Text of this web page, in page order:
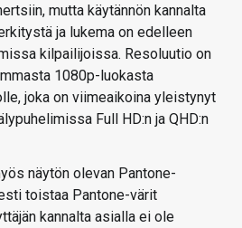
mutta käytännön kannalta
ja lukema on edelleen
kilpailijoissa. Resoluutio on
1080p-luokasta
joka on viimeaikoina yleistynyt
Full HD:n ja QHD:n
näytön olevan Pantone-
toistaa Pantone-värit
kannalta asialla ei ole